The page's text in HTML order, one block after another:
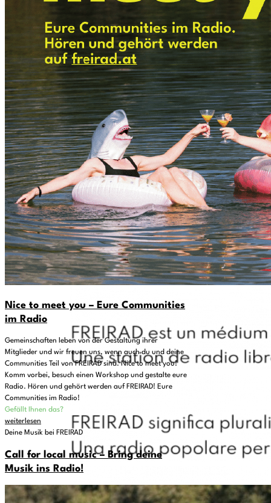
Nice to meet you – Eure Communities
im Radio
Gemeinschaften leben von der Gestaltung ihrer
Mitglieder und wir freuen uns, wenn auch du und deine
Communities Teil von FREIRAD sind. Nice to meet you!
Komm vorbei, besuch einen Workshop und gestalte eure
Radio. Hören und gehört werden auf FREIRAD! Eure
Communities im Radio!
Gefällt Ihnen das?
weiterlesen
Deine Musik bei FREIRAD
Call for local music – Bring deine
Musik ins Radio!